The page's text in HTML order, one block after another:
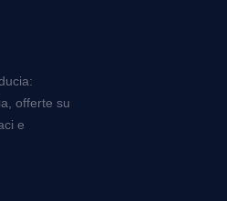
offerte su
e